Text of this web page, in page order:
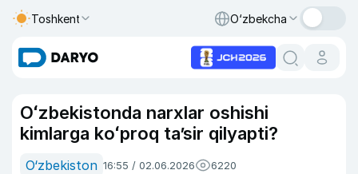
Toshkent O‘zbekcha
Oʻzbekistonda narxlar oshishi
kimlarga koʻproq taʼsir qilyapti?
O‘zbekiston 16:55 / 02.06.2026 6220